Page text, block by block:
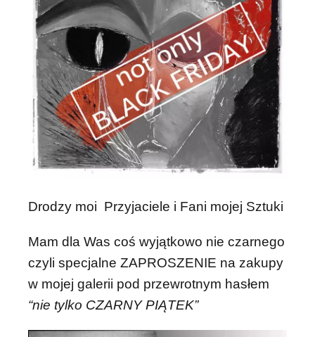
Drodzy moi Przyjaciele i Fani mojej Sztuki
Mam dla Was coś wyjątkowo nie czarnego
czyli specjalne ZAPROSZENIE na zakupy
w mojej galerii pod przewrotnym hasłem
“nie tylko CZARNY PIĄTEK”